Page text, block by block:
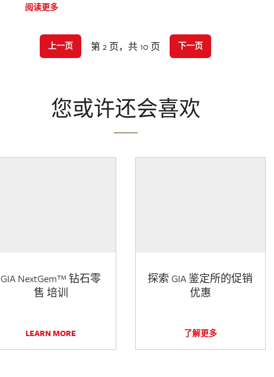
阅读更多
上一页 第 2 页，共 10 页 下一页
您或许还会喜欢
GIA NextGem™ 钻石零
售 培训
LEARN MORE
探索 GIA 鉴定所的促销
优惠
了解更多